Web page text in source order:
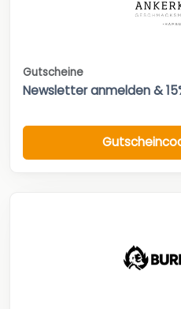
Gutscheine
Newsletter anmelden &